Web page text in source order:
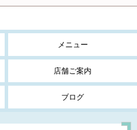
メニュー
店舗ご案内
ブログ